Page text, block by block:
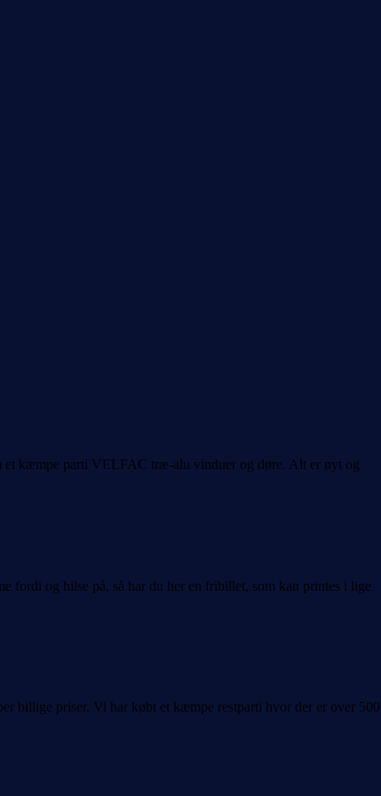
et kæmpe parti VELFAC træ-alu vinduer og døre. Alt er nyt og
fordi og hilse på, så har du her en fribillet, som kan printes i lige
billige priser. Vi har købt et kæmpe restparti hvor der er over 500